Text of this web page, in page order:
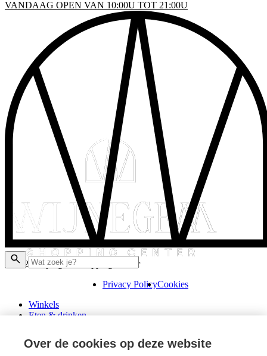
VANDAAG OPEN VAN 10:00U TOT 21:00U
© 2026 Wijnegem Shopping Center
Privacy PolicyCookies
Winkels
Eten & drinken
Schenk een cadeaubon
Over ons
& DRINKEN
INFO
Over de cookies op deze website